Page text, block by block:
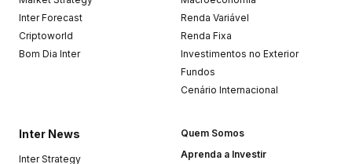
Inter Forecast
Criptoworld
Bom Dia Inter
Renda Variável
Renda Fixa
Investimentos no Exterior
Fundos
Cenário Internacional
Inter News
Inter Strategy
Quem Somos
Aprenda a Investir